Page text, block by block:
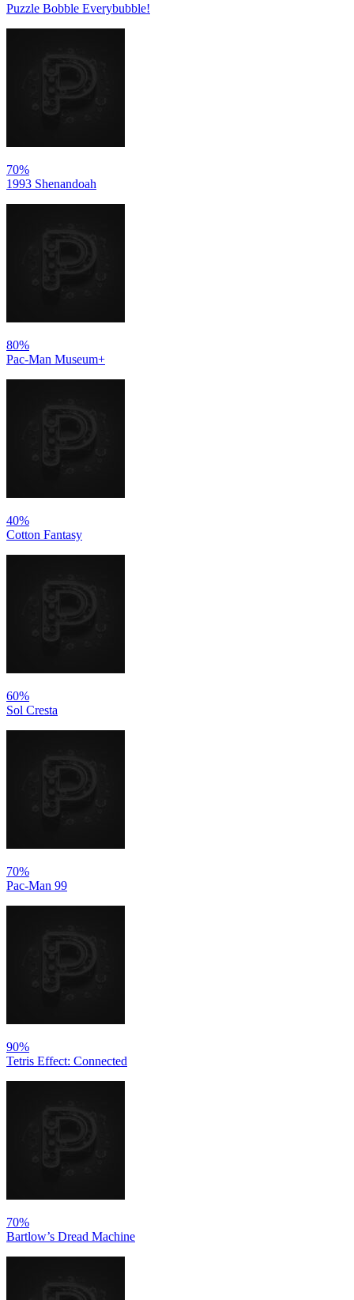
Puzzle Bobble Everybubble!
70%
1993 Shenandoah
80%
Pac-Man Museum+
40%
Cotton Fantasy
60%
Sol Cresta
70%
Pac-Man 99
90%
Tetris Effect: Connected
70%
Bartlow’s Dread Machine